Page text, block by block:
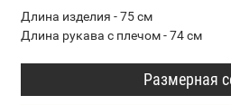
Длина изделия - 75 см
Длина рукава с плечом - 74 см
Размерная